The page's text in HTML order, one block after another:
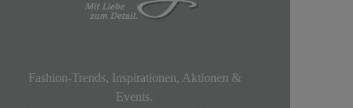
Fashion-Trends, Inspirationen, Aktionen &
Events.